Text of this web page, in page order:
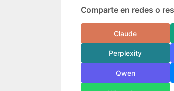
Comparte en redes o
Claude
Perplexity
Qwen